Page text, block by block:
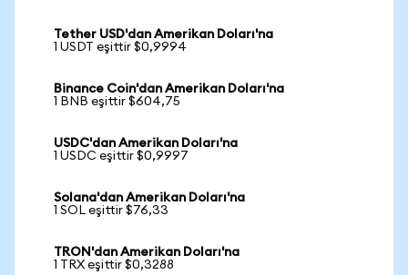
Tether USD'dan Amerikan Doları'na
1 USDT eşittir $0,9994
Binance Coin'dan Amerikan Doları'na
1 BNB eşittir $604,75
USDC'dan Amerikan Doları'na
1 USDC eşittir $0,9997
Solana'dan Amerikan Doları'na
1 SOL eşittir $76,33
TRON'dan Amerikan Doları'na
1 TRX eşittir $0,3288